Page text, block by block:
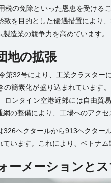
税の免除といった恩恵を受け
を目的とした優遇措置により
造業の競争力を高めています。
地の拡張
第32号により、工業クラスター
簡素化が盛り込まれています
ロンタイン空港近郊には自由貿
の整備により、工場へのアクセ
ヘクタールから913ヘクター
います。これにより、ベトナ
ーメーションと